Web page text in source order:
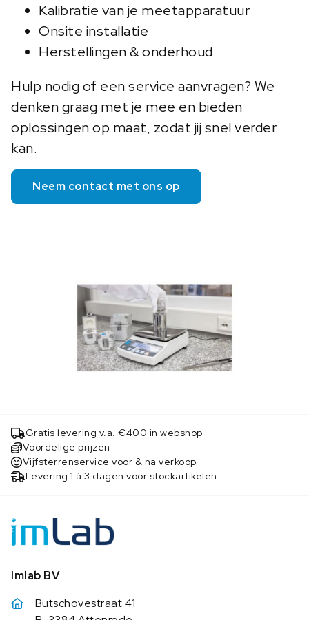
Kalibratie van je meetapparatuur
Onsite installatie
Herstellingen & onderhoud
Hulp nodig of een service aanvragen? We
denken graag met je mee en bieden
oplossingen op maat, zodat jij snel verder
kan.
Neem contact met ons op
Gratis levering v.a. €400 in webshop
Voordelige prijzen
Vijfsterrenservice voor & na verkoop
Levering 1 à 3 dagen voor stockartikelen
Imlab BV
Butschovestraat 41